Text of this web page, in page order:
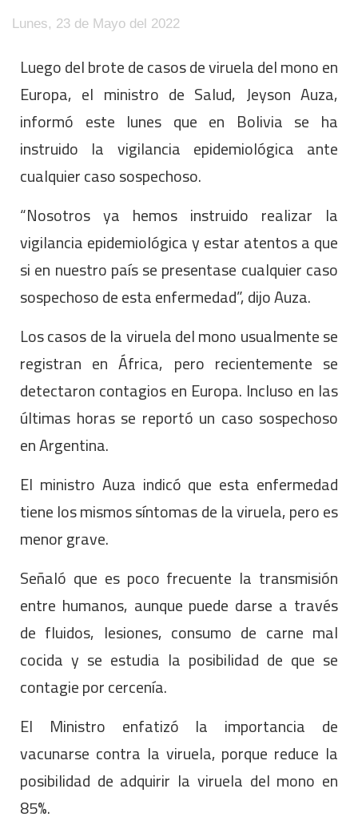
Lunes, 23 de Mayo del 2022
Luego del brote de casos de viruela del mono en
Europa, el ministro de Salud, Jeyson Auza,
informó este lunes que en Bolivia se ha
instruido la vigilancia epidemiológica ante
cualquier caso sospechoso.
“Nosotros ya hemos instruido realizar la
vigilancia epidemiológica y estar atentos a que
si en nuestro país se presentase cualquier caso
sospechoso de esta enfermedad”, dijo Auza.
Los casos de la viruela del mono usualmente se
registran en África, pero recientemente se
detectaron contagios en Europa. Incluso en las
últimas horas se reportó un caso sospechoso
en Argentina.
El ministro Auza indicó que esta enfermedad
tiene los mismos síntomas de la viruela, pero es
menor grave.
Señaló que es poco frecuente la transmisión
entre humanos, aunque puede darse a través
de fluidos, lesiones, consumo de carne mal
cocida y se estudia la posibilidad de que se
contagie por cercenía.
El Ministro enfatizó la importancia de
vacunarse contra la viruela, porque reduce la
posibilidad de adquirir la viruela del mono en
85%.